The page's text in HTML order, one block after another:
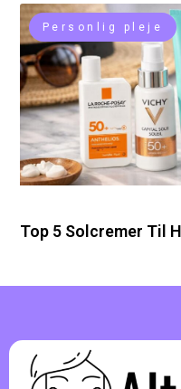
Personlig pleje
Top 5 Solcremer Til